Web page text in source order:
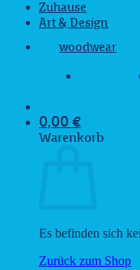
Zuhause
Art & Design
woodwear
0,00 €
Warenkorb
Es befinden sich
Zurück zum Shop